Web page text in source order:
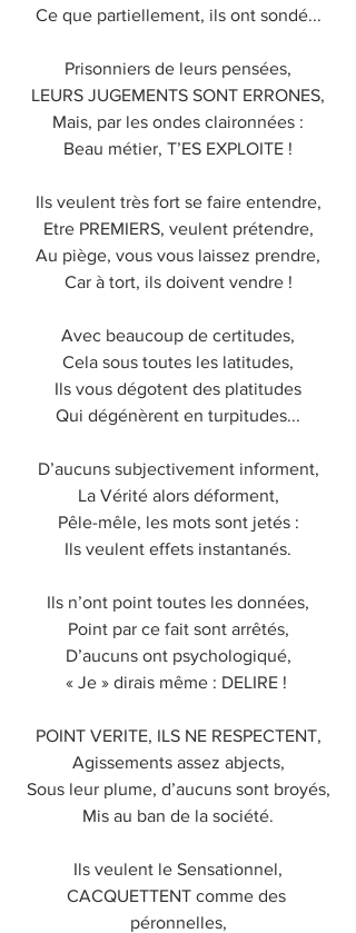
Ce que partiellement, ils ont sondé...
Prisonniers de leurs pensées,
LEURS JUGEMENTS SONT ERRONES,
Mais, par les ondes claironnées :
Beau métier, T’ES EXPLOITE !
Ils veulent très fort se faire entendre,
Etre PREMIERS, veulent prétendre,
Au piège, vous vous laissez prendre,
Car à tort, ils doivent vendre !
Avec beaucoup de certitudes,
Cela sous toutes les latitudes,
Ils vous dégotent des platitudes
Qui dégénèrent en turpitudes...
D’aucuns subjectivement informent,
La Vérité alors déforment,
Pêle-mêle, les mots sont jetés :
Ils veulent effets instantanés.
Ils n’ont point toutes les données,
Point par ce fait sont arrêtés,
D’aucuns ont psychologiqué,
« Je » dirais même : DELIRE !
POINT VERITE, ILS NE RESPECTENT,
Agissements assez abjects,
Sous leur plume, d’aucuns sont broyés,
Mis au ban de la société.
Ils veulent le Sensationnel,
CACQUETTENT comme des
péronnelles,